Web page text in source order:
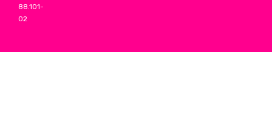
88.101-
02